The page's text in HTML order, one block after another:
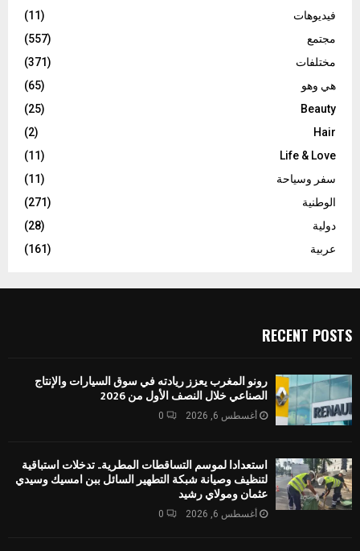
فيديوهات
(11)
مجتمع
(557)
مختلفات
(371)
هي وهو
(65)
Beauty
(25)
Hair
(2)
Life & Love
(11)
سفر وسياحة
(11)
الوطنية
(271)
دولية
(28)
عربية
(161)
RECENT POSTS
رونو المغرب يعزز ريادته في سوق السيارات والإنتاج
الصناعي خلال النصف الأول من 2026
أغسطس 6, 2026 0
استعدادا لموسم التساقطات المطرية.. تدخلات استباقية
لتنظيف وصيانة شبكة التطهير السائل ببن امسيك وسيدي
عثمان ومولاي رشيد
أغسطس 6, 2026 0